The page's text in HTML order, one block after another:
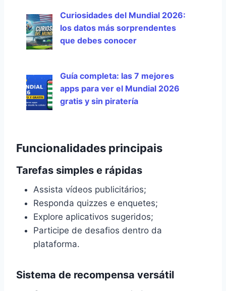
Curiosidades del Mundial 2026:
los datos más sorprendentes
que debes conocer
Guía completa: las 7 mejores
apps para ver el Mundial 2026
gratis y sin piratería
Funcionalidades principais
Tarefas simples e rápidas
Assista vídeos publicitários;
Responda quizzes e enquetes;
Explore aplicativos sugeridos;
Participe de desafios dentro da
plataforma.
Sistema de recompensa versátil